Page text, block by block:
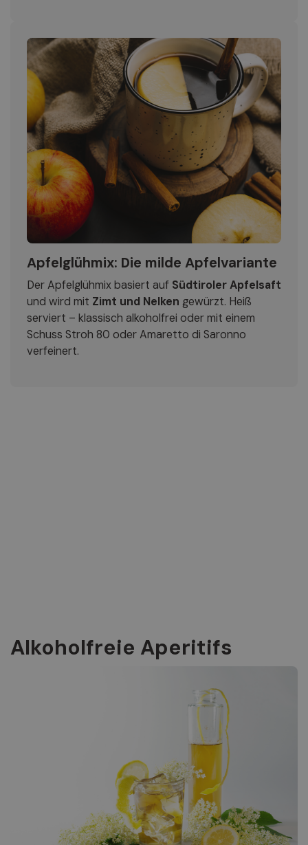
Apfelglühmix: Die milde Apfelvariante
Der Apfelglühmix basiert auf Südtiroler Apfelsaft
und wird mit Zimt und Nelken gewürzt. Heiß
serviert – klassisch alkoholfrei oder mit einem
Schuss Stroh 80 oder Amaretto di Saronno
verfeinert.
Alkoholfreie Aperitifs